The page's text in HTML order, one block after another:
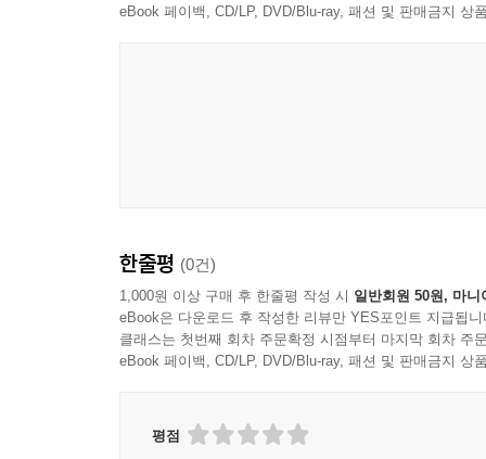
eBook 페이백, CD/LP, DVD/Blu-ray, 패션 및 판매금지 상
한줄평 (0건)
1,000원 이상 구매 후 한줄평 작성 시 일반회원 50원, 마니
eBook은 다운로드 후 작성한 리뷰만 YES포인트 지급됩니
클래스는 첫번째 회차 주문확정 시점부터 마지막 회차 주
eBook 페이백, CD/LP, DVD/Blu-ray, 패션 및 판매금지 상
평점